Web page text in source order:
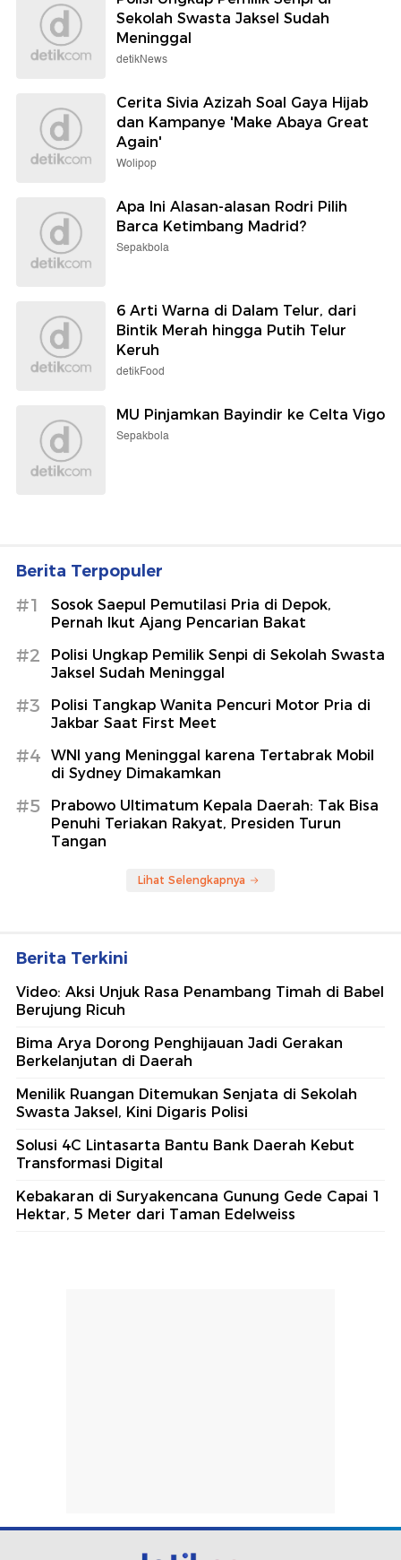
Sekolah Swasta Jaksel Sudah
Meninggal
detikNews
Cerita Sivia Azizah Soal Gaya Hijab
dan Kampanye 'Make Abaya Great
Again'
Wolipop
Apa Ini Alasan-alasan Rodri Pilih
Barca Ketimbang Madrid?
Sepakbola
6 Arti Warna di Dalam Telur, dari
Bintik Merah hingga Putih Telur
Keruh
detikFood
MU Pinjamkan Bayindir ke Celta Vigo
Sepakbola
Berita Terpopuler
#1
Sosok Saepul Pemutilasi Pria di Depok,
Pernah Ikut Ajang Pencarian Bakat
#2
Polisi Ungkap Pemilik Senpi di Sekolah Swasta
Jaksel Sudah Meninggal
#3
Polisi Tangkap Wanita Pencuri Motor Pria di
Jakbar Saat First Meet
#4
WNI yang Meninggal karena Tertabrak Mobil
di Sydney Dimakamkan
#5
Prabowo Ultimatum Kepala Daerah: Tak Bisa
Penuhi Teriakan Rakyat, Presiden Turun
Tangan
Lihat Selengkapnya
Berita Terkini
Video: Aksi Unjuk Rasa Penambang Timah di Babel
Berujung Ricuh
Bima Arya Dorong Penghijauan Jadi Gerakan
Berkelanjutan di Daerah
Menilik Ruangan Ditemukan Senjata di Sekolah
Swasta Jaksel, Kini Digaris Polisi
Solusi 4C Lintasarta Bantu Bank Daerah Kebut
Transformasi Digital
Kebakaran di Suryakencana Gunung Gede Capai 1
Hektar, 5 Meter dari Taman Edelweiss